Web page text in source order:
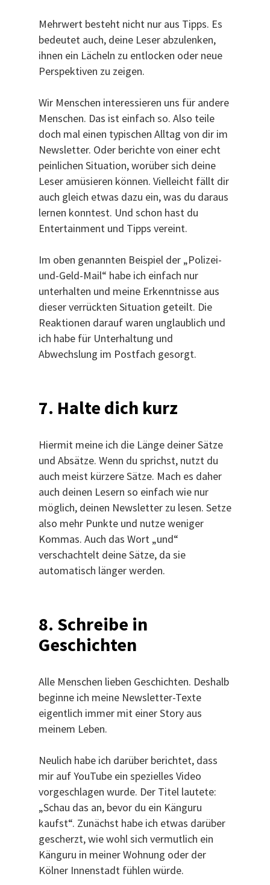
Mehrwert besteht nicht nur aus Tipps. Es
bedeutet auch, deine Leser abzulenken,
ihnen ein Lächeln zu entlocken oder neue
Perspektiven zu zeigen.
Wir Menschen interessieren uns für andere
Menschen. Das ist einfach so. Also teile
doch mal einen typischen Alltag von dir im
Newsletter. Oder berichte von einer echt
peinlichen Situation, worüber sich deine
Leser amüsieren können. Vielleicht fällt dir
auch gleich etwas dazu ein, was du daraus
lernen konntest. Und schon hast du
Entertainment und Tipps vereint.
Im oben genannten Beispiel der „Polizei-
und-Geld-Mail“ habe ich einfach nur
unterhalten und meine Erkenntnisse aus
dieser verrückten Situation geteilt. Die
Reaktionen darauf waren unglaublich und
ich habe für Unterhaltung und
Abwechslung im Postfach gesorgt.
7. Halte dich kurz
Hiermit meine ich die Länge deiner Sätze
und Absätze. Wenn du sprichst, nutzt du
auch meist kürzere Sätze. Mach es daher
auch deinen Lesern so einfach wie nur
möglich, deinen Newsletter zu lesen. Setze
also mehr Punkte und nutze weniger
Kommas. Auch das Wort „und“
verschachtelt deine Sätze, da sie
automatisch länger werden.
8. Schreibe in
Geschichten
Alle Menschen lieben Geschichten. Deshalb
beginne ich meine Newsletter-Texte
eigentlich immer mit einer Story aus
meinem Leben.
Neulich habe ich darüber berichtet, dass
mir auf YouTube ein spezielles Video
vorgeschlagen wurde. Der Titel lautete:
„Schau das an, bevor du ein Känguru
kaufst“. Zunächst habe ich etwas darüber
gescherzt, wie wohl sich vermutlich ein
Känguru in meiner Wohnung oder der
Kölner Innenstadt fühlen würde.